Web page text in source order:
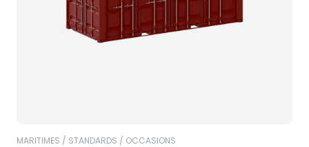
MARITIMES / STANDARDS / OCCASIONS